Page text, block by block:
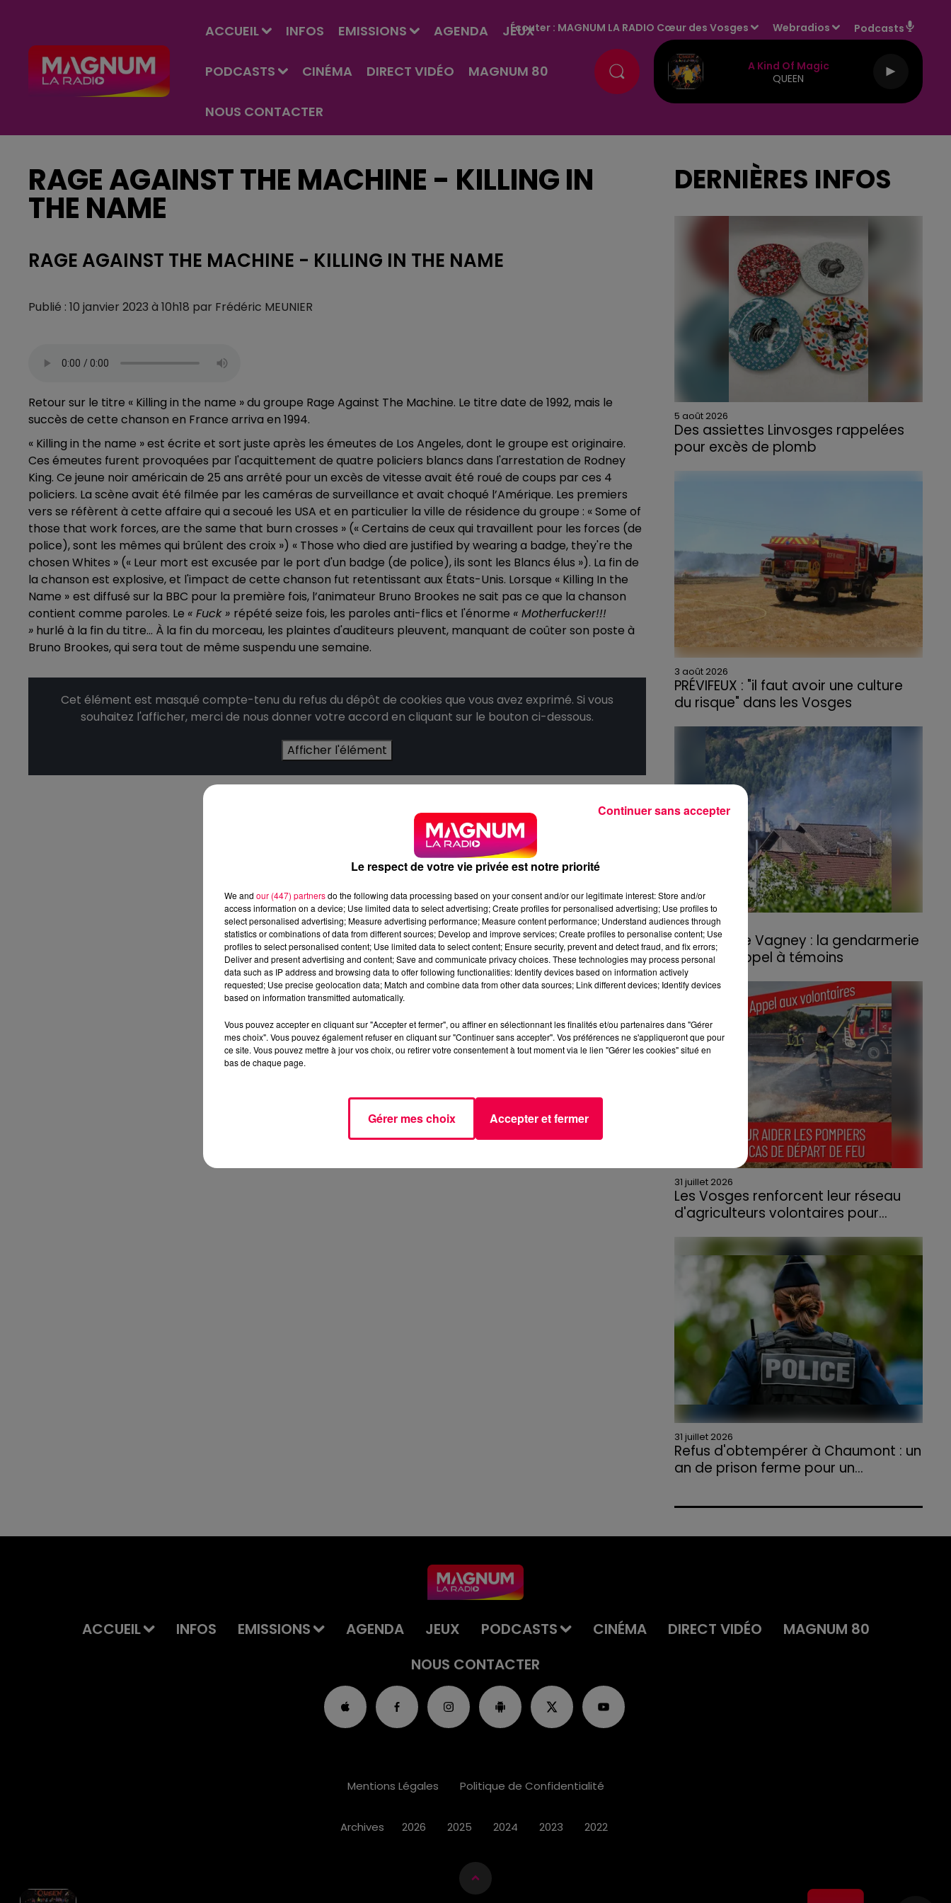
ACCUEIL INFOS EMISSIONS AGENDA JEUX
PODCASTS CINÉMA DIRECT VIDÉO MAGNUM 80
NOUS CONTACTER
Écouter : MAGNUM LA RADIO Cœur des Vosges Webradios Podcasts
A Kind Of Magic
QUEEN
RAGE AGAINST THE MACHINE - KILLING IN
THE NAME
RAGE AGAINST THE MACHINE - KILLING IN THE NAME
Publié : 10 janvier 2023 à 10h18 par Frédéric MEUNIER
Retour sur le titre « Killing in the name » du groupe Rage Against The Machine. Le titre date de 1992, mais le
succès de cette chanson en France arriva en 1994.
« Killing in the name » est écrite et sort juste après les émeutes de Los Angeles, dont le groupe est originaire.
Ces émeutes furent provoquées par l'acquittement de quatre policiers blancs dans l'arrestation de Rodney
King. Ce jeune noir américain de 25 ans arrêté pour un excès de vitesse avait été roué de coups par ces 4
policiers. La scène avait été filmée par les caméras de surveillance et avait choqué l’Amérique. Les premiers
vers se réfèrent à cette affaire qui a secoué les USA et en particulier la ville de résidence du groupe : « Some of
those that work forces, are the same that burn crosses » (« Certains de ceux qui travaillent pour les forces (de
police), sont les mêmes qui brûlent des croix ») « Those who died are justified by wearing a badge, they're the
chosen Whites » (« Leur mort est excusée par le port d'un badge (de police), ils sont les Blancs élus »). La fin de
la chanson est explosive, et l'impact de cette chanson fut retentissant aux États-Unis. Lorsque « Killing In the
Name » est diffusé sur la BBC pour la première fois, l’animateur Bruno Brookes ne sait pas ce que la chanson
contient comme paroles. Le « Fuck » répété seize fois, les paroles anti-flics et l'énorme « Motherfucker!!!
» hurlé à la fin du titre… À la fin du morceau, les plaintes d'auditeurs pleuvent, manquant de coûter son poste à
Bruno Brookes, qui sera tout de même suspendu une semaine.
Cet élément est masqué compte-tenu du refus du dépôt de cookies que vous avez exprimé. Si vous
souhaitez l'afficher, merci de nous donner votre accord en cliquant sur le bouton ci-dessous.
Afficher l'élément
DERNIÈRES INFOS
5 août 2026
Des assiettes Linvosges rappelées
pour excès de plomb
3 août 2026
PRÉVIFEUX : "il faut avoir une culture
du risque" dans les Vosges
3 août 2026
Incendie de Vagney : la gendarmerie
lance un appel à témoins
Le feu, parti d'une haie avant de se propager
au quartier résidentiel, avait détruit deux
habitations et contraint à l'évacuation d'une
centaine de personnes.
31 juillet 2026
Les Vosges renforcent leur réseau
d'agriculteurs volontaires pour...
départs de feu, la Chambre d'agriculture
des Vosges a lancé un appel aux
agriculteurs volontaires pour venir en aide...
31 juillet 2026
Refus d'obtempérer à Chaumont : un
an de prison ferme pour un...
l'annulation de son permis et la confiscation
ACCUEIL INFOS EMISSIONS AGENDA JEUX PODCASTS CINÉMA DIRECT VIDÉO
MAGNUM 80
NOUS CONTACTER
Mentions Légales Politique de Confidentialité
Archives 2026 2025 2024 2023 2022
Le respect de votre vie privée est notre priorité
We and our (447) partnersdo the following data processing based on your consent and/or our legitimate interest: Store and/or
access information on a device; Use limited data to select advertising; Create profiles for personalised advertising; Use profiles to
select personalised advertising; Measure advertising performance; Measure content performance; Understand audiences through
statistics or combinations of data from different sources; Develop and improve services; Create profiles to personalise content; Use
profiles to select personalised content; Use limited data to select content; Ensure security, prevent and detect fraud, and fix errors;
Deliver and present advertising and content; Save and communicate privacy choices. These technologies may process personal
data such as IP address and browsing data to offer following functionalities: Identify devices based on information actively
requested; Use precise geolocation data; Match and combine data from other data sources; Link different devices; Identify devices
based on information transmitted automatically.
Vous pouvez accepter en cliquant sur "Accepter et fermer", ou affiner en sélectionnant les finalités et/ou partenaires dans "Gérer
mes choix". Vous pouvez également refuser en cliquant sur "Continuer sans accepter". Vos préférences ne s'appliqueront que pour
ce site. Vous pouvez mettre à jour vos choix, ou retirer votre consentement à tout moment via le lien "Gérer les cookies" situé en
bas de chaque page.
Gérer mes choix Accepter et fermer
Continuer sans accepter